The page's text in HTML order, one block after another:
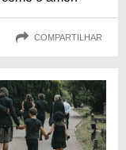
COMPARTILHAR